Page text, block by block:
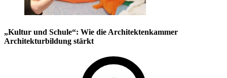
„Kultur und Schule“: Wie die Architektenkammer
Architekturbildung stärkt